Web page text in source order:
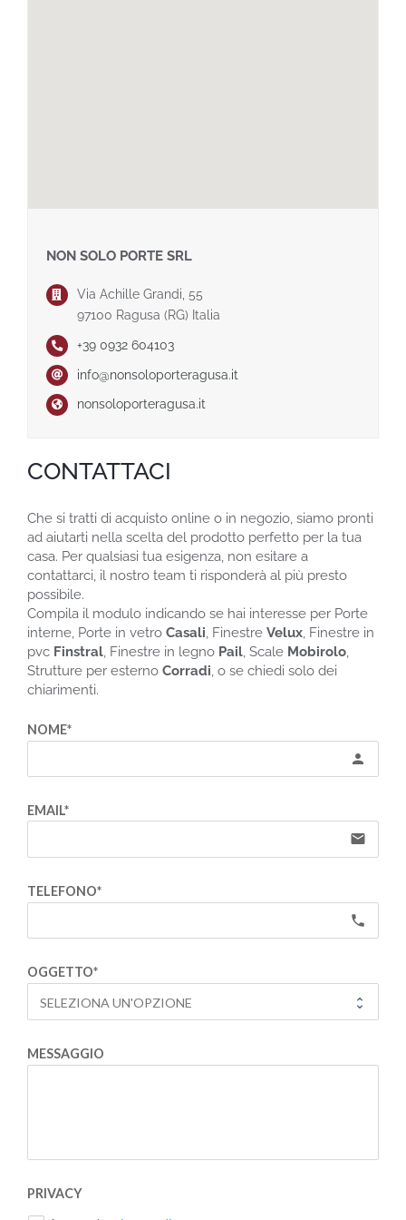
NON SOLO PORTE SRL
Via Achille Grandi, 55
97100 Ragusa (RG) Italia
+39 0932 604103
info@nonsoloporteragusa.it
nonsoloporteragusa.it
CONTATTACI
Che si tratti di acquisto online o in negozio, siamo pronti
ad aiutarti nella scelta del prodotto perfetto per la tua
casa. Per qualsiasi tua esigenza, non esitare a
contattarci, il nostro team ti risponderà al più presto
possibile.
Compila il modulo indicando se hai interesse per Porte
interne, Porte in vetro Casali, Finestre Velux, Finestre in
pvc Finstral, Finestre in legno Pail, Scale Mobirolo,
Strutture per esterno Corradi, o se chiedi solo dei
chiarimenti.
NOME*
person
EMAIL*
email
TELEFONO*
local_phone
OGGETTO*
MESSAGGIO
PRIVACY